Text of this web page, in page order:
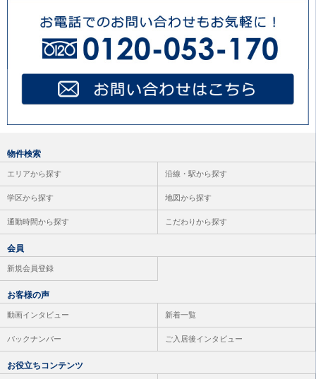
高座郡 寒川町（3件）
物件検索
エリアから探す 沿線・駅から探す
学区から探す 地図から探す
通勤時間から探す こだわりから探す
会員
新規会員登録
お客様の声
動画インタビュー 新着一覧
バックナンバー ご入居後インタビュー
お役立ちコンテンツ